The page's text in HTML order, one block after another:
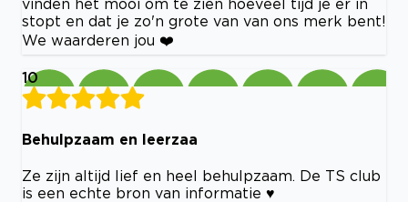
vinden het mooi om te zien hoeveel tijd je er in
stopt en dat je zo'n grote van van ons merk bent!
We waarderen jou ❤️
10
Behulpzaam en leerzaa
Ze zijn altijd lief en heel behulpzaam. De TS club
is een echte bron van informatie ♥️